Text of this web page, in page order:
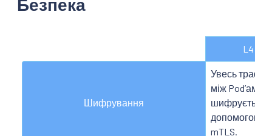
L4
Шифрування
Увесь трафік
між Podʼами
шифрується
допомогою
mTLS